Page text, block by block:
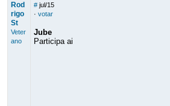
Rod
rigo
St
Veter
ano
# jul/15
· votar
Jube
Participa ai